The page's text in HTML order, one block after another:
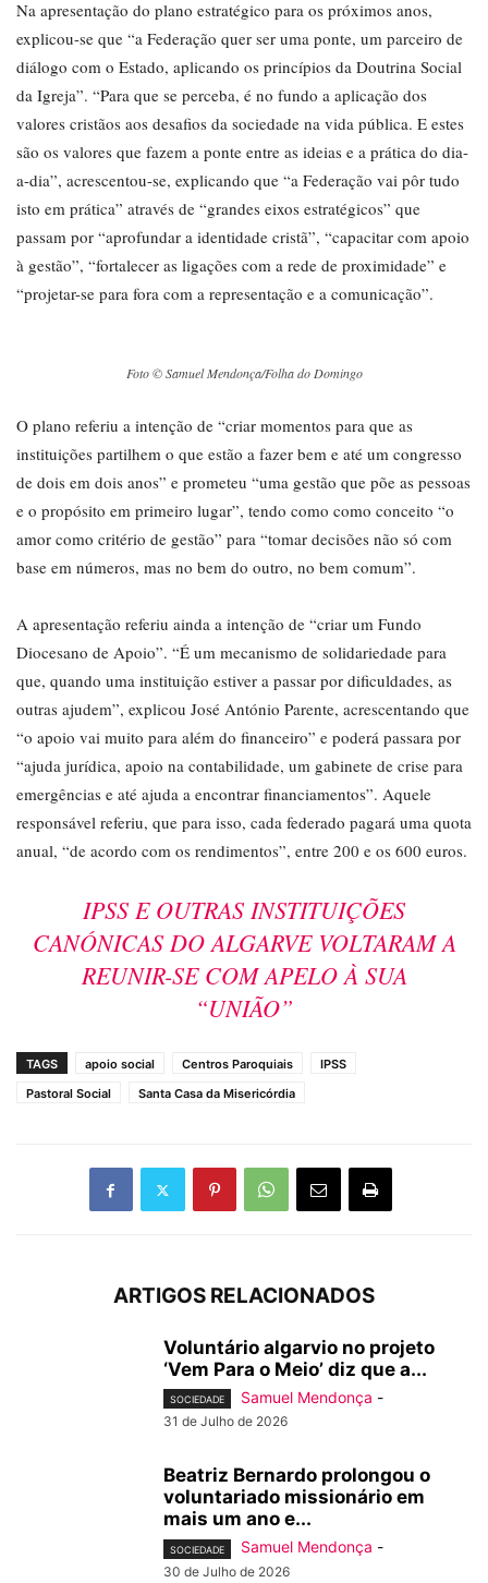
Na apresentação do plano estratégico para os próximos anos,
explicou-se que “a Federação quer ser uma ponte, um parceiro de
diálogo com o Estado, aplicando os princípios da Doutrina Social
da Igreja”. “Para que se perceba, é no fundo a aplicação dos
valores cristãos aos desafios da sociedade na vida pública. E estes
são os valores que fazem a ponte entre as ideias e a prática do dia-
a-dia”, acrescentou-se, explicando que “a Federação vai pôr tudo
isto em prática” através de “grandes eixos estratégicos” que
passam por “aprofundar a identidade cristã”, “capacitar com apoio
à gestão”, “fortalecer as ligações com a rede de proximidade” e
“projetar-se para fora com a representação e a comunicação”.
Foto © Samuel Mendonça/Folha do Domingo
O plano referiu a intenção de “criar momentos para que as
instituições partilhem o que estão a fazer bem e até um congresso
de dois em dois anos” e prometeu “uma gestão que põe as pessoas
e o propósito em primeiro lugar”, tendo como como conceito “o
amor como critério de gestão” para “tomar decisões não só com
base em números, mas no bem do outro, no bem comum”.
A apresentação referiu ainda a intenção de “criar um Fundo
Diocesano de Apoio”. “É um mecanismo de solidariedade para
que, quando uma instituição estiver a passar por dificuldades, as
outras ajudem”, explicou José António Parente, acrescentando que
“o apoio vai muito para além do financeiro” e poderá passara por
“ajuda jurídica, apoio na contabilidade, um gabinete de crise para
emergências e até ajuda a encontrar financiamentos”. Aquele
responsável referiu, que para isso, cada federado pagará uma quota
anual, “de acordo com os rendimentos”, entre 200 e os 600 euros.
IPSS E OUTRAS INSTITUIÇÕES
CANÓNICAS DO ALGARVE VOLTARAM A
REUNIR-SE COM APELO À SUA
“UNIÃO”
TAGS apoio social Centros Paroquiais
IPSS
Pastoral Social
Santa Casa da Misericórdia
ARTIGOS RELACIONADOS
Voluntário algarvio no projeto
‘Vem Para o Meio’ diz que a...
SOCIEDADE Samuel Mendonça -
31 de Julho de 2026
Beatriz Bernardo prolongou o
voluntariado missionário em
mais um ano e...
SOCIEDADE Samuel Mendonça -
30 de Julho de 2026